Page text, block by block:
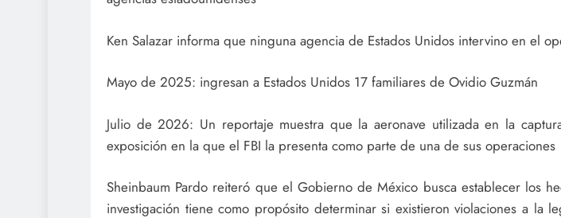
Ken Salazar informa que ninguna agencia de Estados Unidos intervino en el
Mayo de 2025: ingresan a Estados Unidos 17 familiares de Ovidio Guzmán
Julio de 2026: Un reportaje muestra que la aeronave utilizada en la
exposición en la que el FBI la presenta como parte de una de sus operaciones
Sheinbaum Pardo reiteró que el Gobierno de México busca establecer los
investigación tiene como propósito determinar si existieron violaciones a la